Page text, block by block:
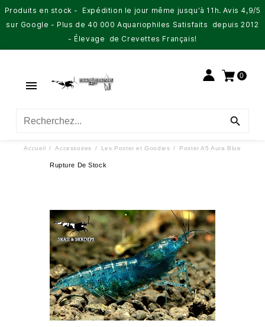
Produits en stock - Expédition le jour même jusqu'à 11h. Avis 4,9/5
sur Google - Plus de 40 000 Aquariophiles Satisfaits depuis 2012
- Élevage de Crevettes Français!

0

Accueil Accessoires Les Poster et Goodies Poster A5 Aura Blue
Rupture De Stock